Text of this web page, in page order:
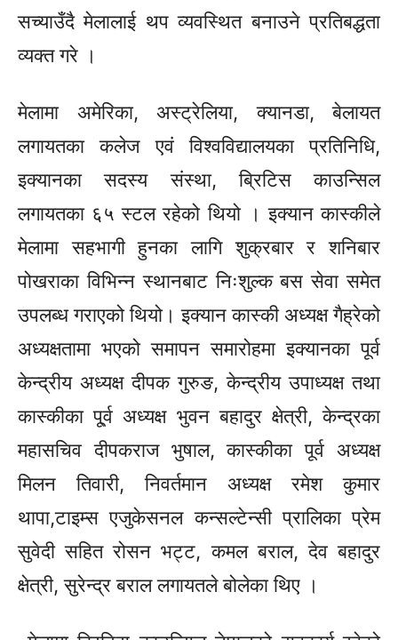
सच्याउँदैमेलालाई थप व्यवस्थित बनाउने प्रतिबद्धता
व्यक्त गरे ।
मेलामा अमेरिका, अस्ट्रेलिया, क्यानडा, बेलायत
लगायतका कलेज एवं विश्वविद्यालयका प्रतिनिधि,
इक्यानकासदस्य संस्था, ब्रिटिस काउन्सिल
लगायतका ६५ स्टल रहेको थियो ।इक्यानकास्कीले
मेलामा सहभागी हुनका लागि शुक्रबार र शनिबार
पोखराका विभिन्न स्थानबाट निःशुल्क बस सेवा समेत
उपलब्ध गराएको थियो।इक्यानकास्की अध्यक्षगैह्रेको
अध्यक्षतामा भएको समापन समारोहमाइक्यानकापूर्व
केन्द्रीय अध्यक्ष दीपक गुरुङ, केन्द्रीय उपाध्यक्ष तथा
कास्कीका पू्र्व अध्यक्ष भुवन बहादुर क्षेत्री, केन्द्रका
महासचिव दीपकराज भुषाल, कास्कीका पूर्व अध्यक्ष
मिलन तिवारी, निवर्तमान अध्यक्ष रमेश कुमार
थापा,टाइम्स एजुकेसनल कन्सल्टेन्सी प्रालिका प्रेम
सुवेदी सहित रोसन भट्ट, कमल बराल, देव बहादुर
क्षेत्री, सुरेन्द्र बराल लगायतले बोलेका थिए ।